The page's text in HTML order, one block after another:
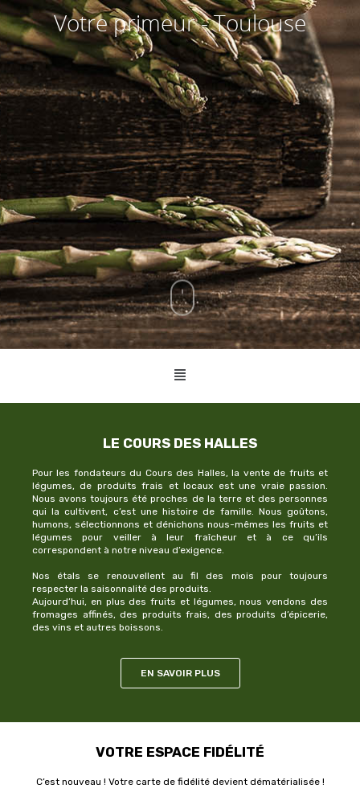
Votre primeur - Toulouse
LE COURS DES HALLES
Pour les fondateurs du Cours des Halles, la vente de fruits et
légumes, de produits frais et locaux est une vraie passion.
Nous avons toujours été proches de la terre et des personnes
qui la cultivent, c’est une histoire de famille. Nous goûtons,
humons, sélectionnons et dénichons nous-mêmes les fruits et
légumes pour veiller à leur fraîcheur et à ce qu’ils
correspondent à notre niveau d’exigence.
Nos étals se renouvellent au fil des mois pour toujours
respecter la saisonnalité des produits.
Aujourd’hui, en plus des fruits et légumes, nous vendons des
fromages affinés, des produits frais, des produits d’épicerie,
des vins et autres boissons.
EN SAVOIR PLUS
VOTRE ESPACE FIDÉLITÉ
C’est nouveau ! Votre carte de fidélité devient dématérialisée !